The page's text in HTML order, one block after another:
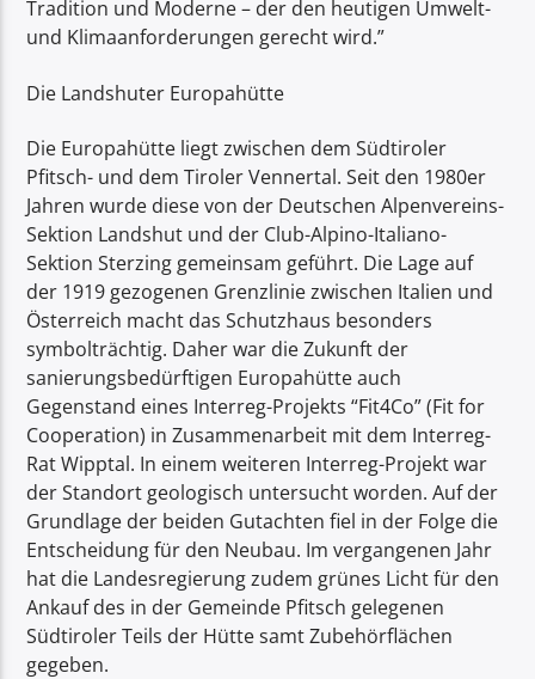
Tradition und Moderne – der den heutigen Umwelt-
und Klimaanforderungen gerecht wird.”
Die Landshuter Europahütte
Die Europahütte liegt zwischen dem Südtiroler
Pfitsch- und dem Tiroler Vennertal. Seit den 1980er
Jahren wurde diese von der Deutschen Alpenvereins-
Sektion Landshut und der Club-Alpino-Italiano-
Sektion Sterzing gemeinsam geführt. Die Lage auf
der 1919 gezogenen Grenzlinie zwischen Italien und
Österreich macht das Schutzhaus besonders
symbolträchtig. Daher war die Zukunft der
sanierungsbedürftigen Europahütte auch
Gegenstand eines Interreg-Projekts “Fit4Co” (Fit for
Cooperation) in Zusammenarbeit mit dem Interreg-
Rat Wipptal. In einem weiteren Interreg-Projekt war
der Standort geologisch untersucht worden. Auf der
Grundlage der beiden Gutachten fiel in der Folge die
Entscheidung für den Neubau. Im vergangenen Jahr
hat die Landesregierung zudem grünes Licht für den
Ankauf des in der Gemeinde Pfitsch gelegenen
Südtiroler Teils der Hütte samt Zubehörflächen
gegeben.